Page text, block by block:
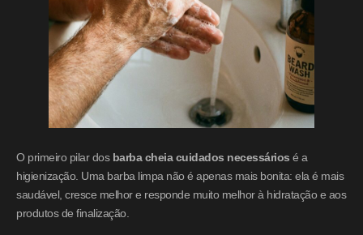
O primeiro pilar dos barba cheia cuidados necessários é a
higienização. Uma barba limpa não é apenas mais bonita: ela é mais
saudável, cresce melhor e responde muito melhor à hidratação e aos
produtos de finalização.